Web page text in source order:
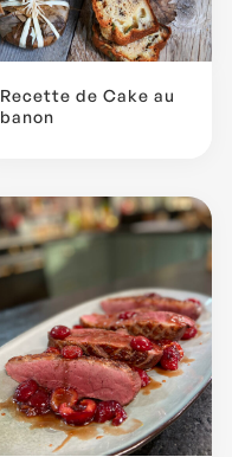
Recette de Cake au
banon